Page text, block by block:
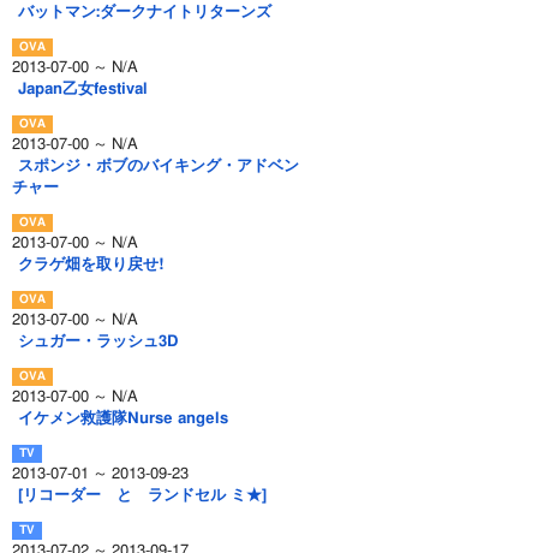
バットマン:ダークナイトリターンズ
2013-07-00 ～ N/A
Japan乙女festival
2013-07-00 ～ N/A
スポンジ・ボブのバイキング・アドベン
チャー
2013-07-00 ～ N/A
クラゲ畑を取り戻せ!
2013-07-00 ～ N/A
シュガー・ラッシュ3D
2013-07-00 ～ N/A
イケメン救護隊Nurse angels
2013-07-01 ～ 2013-09-23
[リコーダー と ランドセル ミ★]